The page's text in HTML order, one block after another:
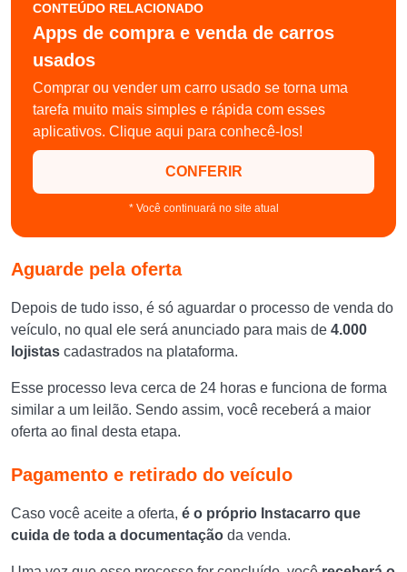
CONTEÚDO RELACIONADO
Apps de compra e venda de carros
usados
Comprar ou vender um carro usado se torna uma
tarefa muito mais simples e rápida com esses
aplicativos. Clique aqui para conhecê-los!
CONFERIR
* Você continuará no site atual
Aguarde pela oferta
Depois de tudo isso, é só aguardar o processo de venda do
veículo, no qual ele será anunciado para mais de 4.000
lojistas cadastrados na plataforma.
Esse processo leva cerca de 24 horas e funciona de forma
similar a um leilão. Sendo assim, você receberá a maior
oferta ao final desta etapa.
Pagamento e retirado do veículo
Caso você aceite a oferta, é o próprio Instacarro que
cuida de toda a documentação da venda.